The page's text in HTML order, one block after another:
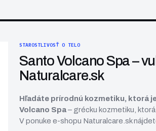
STAROSTLIVOSŤ O TELO
Santo Volcano Spa –
Naturalcare.sk
Hľadáte prírodnú kozmetiku, ktorá
Volcano Spa– grécku kozmetiku,
V ponuke e-shopu Naturalcare.sk